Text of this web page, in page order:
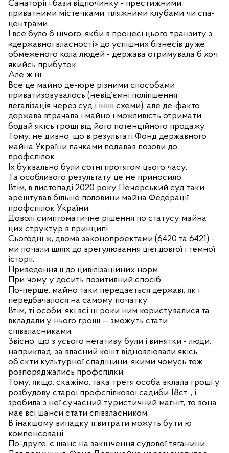
Санаторії і бази відпочинку - престижними
приватними містечками, пляжними клубами чи спа-
центрами.
І все було б нічого, якби в процесі цього транзиту з
«державної власності» до успішних бізнесів дуже
обмеженого кола людей - держава отримувала б хоч
якийсь прибуток.
Але ж ні.
Все це майно де-юре різними способами
приватизовувалось (невід’ємні поліпшення,
легалізація через суд і інші схеми), але де-факто
держава втрачала і майно і можливість отримати
бодай якісь гроші від його потенційного продажу.
Тому, не дивно, що в результаті Фонд державного
майна України пачками подавав позови до
профспілок.
Їх буквально були сотні протягом цього часу.
Та особливого результату це не приносило.
Втім, в листопаді 2020 року Печерський суд таки
арештував більше половини майна Федерації
профспілок України.
Доволі симптоматичне рішення по статусу майна
цих структур в принципі.
Сьогодні ж, двома законопроектами (6420 та 6421) -
ми почали шлях до врегулювання цієі довгої і темної
історії.
Приведення її до цивілізаційних норм.
При чому у досить позитивний спосіб.
По-перше, майно таки передається державі, як і
передбачалося на самому початку.
Втім, ті особи, які всі ці роки ним користувалися та
вкладали у нього гроші — зможуть стати
співвласниками.
Звісно, що з усього негативу були і винятки - люди,
наприклад, за власний кошт відновлювали якісь
об’єкти культурної спадщини, якими чомусь теж
розпоряджались профспілки.
Тому, якщо, скажімо, така третя особа вклала гроші у
розбудову старої профспілкової садиби 18ст. , і
зробила з неї сучасний туристичний магніт, то вона
має всі шанси стати співвласником.
В інакшому випадку її витрати можуть бути ю
компенсовані.
По-друге, є шанс на закінчення судової тяганини.